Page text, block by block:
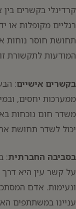
קרדינלי בקשרים
רגליים מקופלות או
תחושת חוסר נוחות
המודעות לתקשורת
בקשרים אישיים:
ממערכות יחסים,
משדר חום נוכחות
יכול לשדר תחושת
בסביבה החברתית:
על קשר עין היא
ונעימות. אדם
עניינו במשתתפים